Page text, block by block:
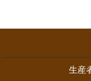
生産